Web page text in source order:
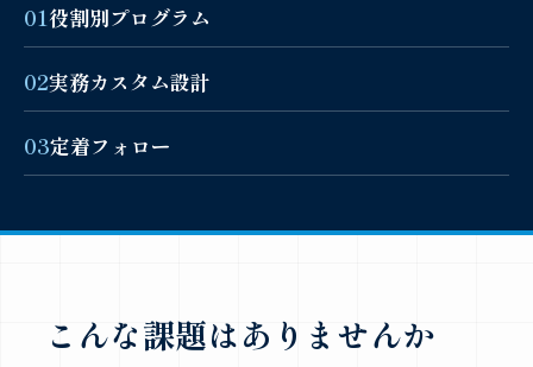
役割別プログラム
実務カスタム設計
定着フォロー
こんな課題はありませんか